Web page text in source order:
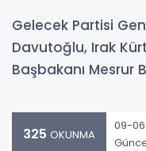
Gelecek Partisi
Davutoğlu, Irak
Başbakanı Mesrur
325 OKUNMA
09-